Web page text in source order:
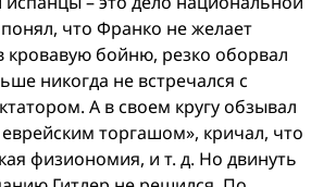
понял, что Франко не желает
кровавую бойню, резко оборвал
никогда не встречался с
А в своем кругу обзывал
торгашом», кричал, что
физиономия, и т. д. Но двинуть